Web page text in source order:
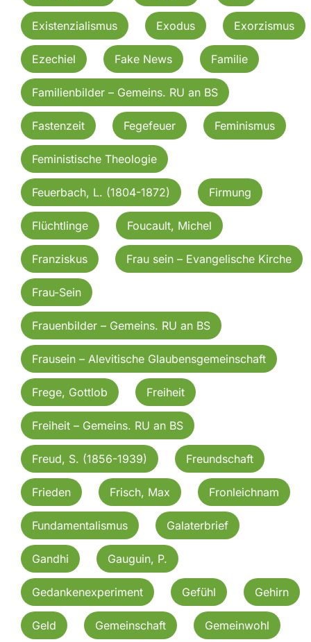
Existenzialismus Exodus Exorzismus
Ezechiel Fake News Familie
Familienbilder – Gemeins. RU an BS
Fastenzeit Fegefeuer Feminismus
Feministische Theologie
Feuerbach, L. (1804-1872) Firmung
Flüchtlinge Foucault, Michel
Franziskus Frau sein – Evangelische Kirche
Frau-Sein
Frauenbilder – Gemeins. RU an BS
Frausein – Alevitische Glaubensgemeinschaft
Frege, Gottlob Freiheit
Freiheit – Gemeins. RU an BS
Freud, S. (1856-1939) Freundschaft
Frieden Frisch, Max Fronleichnam
Fundamentalismus Galaterbrief
Gandhi Gauguin, P.
Gedankenexperiment Gefühl Gehirn
Geld Gemeinschaft Gemeinwohl